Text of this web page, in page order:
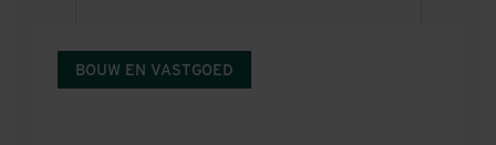
BOUW EN VASTGOED